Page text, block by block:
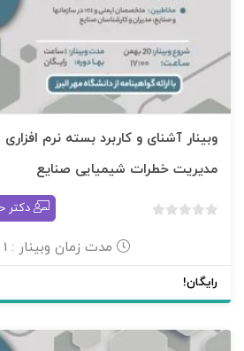
مدیریت خطرات شیمیایی صنایع
امتیاز
0
دکتر
مدت زمان وبینار : 1 ساعت
رایگان!